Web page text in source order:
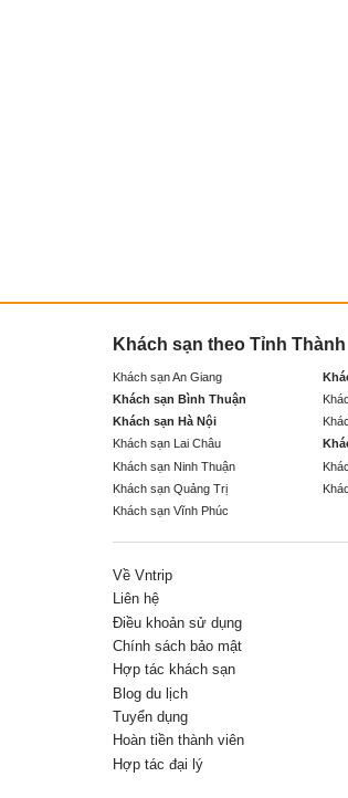
Khách sạn theo Tỉnh Thành
Khách sạn An Giang
Khách sạn Bình Thuận
Khách sạn Hà Nội
Khách sạn Lai Châu
Khách sạn Ninh Thuận
Khách sạn Quảng Trị
Khách sạn Vĩnh Phúc
Về Vntrip
Liên hệ
Điều khoản sử dụng
Chính sách bảo mật
Hợp tác khách sạn
Blog du lịch
Tuyển dụng
Hoàn tiền thành viên
Hợp tác đại lý